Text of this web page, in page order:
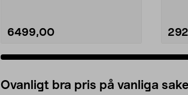
6499,00
Ovanligt bra pris på vanliga